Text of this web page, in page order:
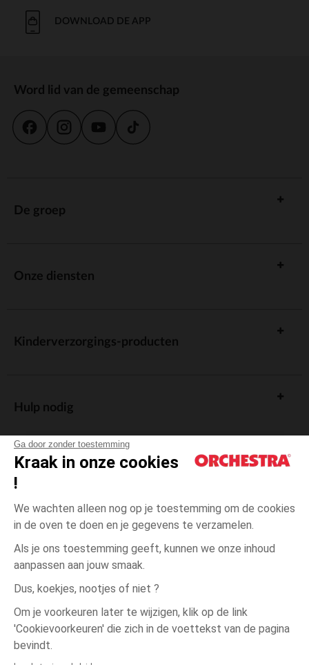
Ga door zonder toestemming
Kraak in onze cookies
!
We wachten alleen nog op je toestemming om de cookies
in de oven te doen en je gegevens te verzamelen.
Als je ons toestemming geeft, kunnen we onze inhoud
aanpassen aan jouw smaak.
Dus, koekjes, nootjes of niet ?
Om je voorkeuren later te wijzigen, klik op de link
'Cookievoorkeuren' die zich in de voettekst van de pagina
bevindt.
Blauw Blauw
één
DOWNLOAD DE APP
Word lid van de gemeenschap
De groep
Onze diensten
Kinderverzorgings-producten
Hulp nodig
Algemene verkoopsvoorwaarden
Wettelijke bepalingen
Persoonsgegevens